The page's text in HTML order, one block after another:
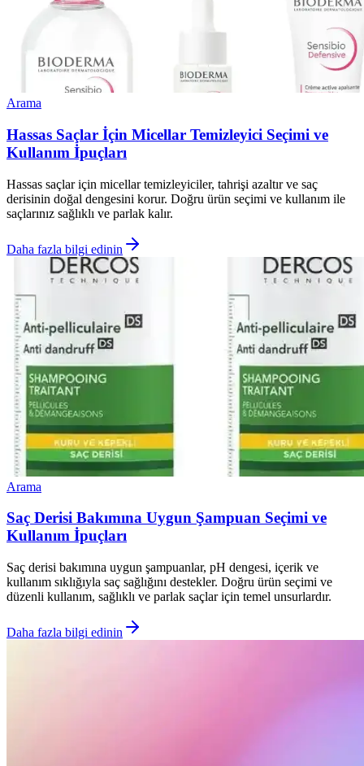
Arama
Hassas Saçlar İçin Micellar Temizleyici Seçimi ve
Kullanım İpuçları
Hassas saçlar için micellar temizleyiciler, tahrişi azaltır ve saç
derisinin doğal dengesini korur. Doğru ürün seçimi ve kullanım ile
saçlarınız sağlıklı ve parlak kalır.
Daha fazla bilgi edinin
Arama
Saç Derisi Bakımına Uygun Şampuan Seçimi ve
Kullanım İpuçları
Saç derisi bakımına uygun şampuanlar, pH dengesi, içerik ve
kullanım sıklığıyla saç sağlığını destekler. Doğru ürün seçimi ve
düzenli kullanım, sağlıklı ve parlak saçlar için temel unsurlardır.
Daha fazla bilgi edinin